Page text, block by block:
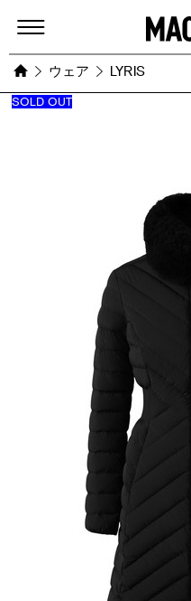
ウェア LYRIS
SOLD OUT